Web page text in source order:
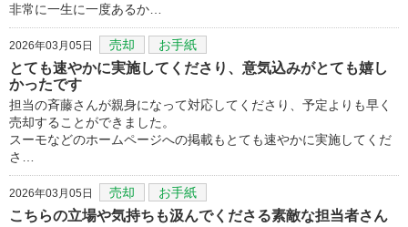
非常に一生に一度あるか…
2026年03月05日 売却 お手紙
とても速やかに実施してくださり、意気込みがとても嬉し
かったです
担当の斉藤さんが親身になって対応してくださり、予定よりも早く
売却することができました。
スーモなどのホームページへの掲載もとても速やかに実施してくだ
さ…
2026年03月05日 売却 お手紙
こちらの立場や気持ちも汲んでくださる素敵な担当者さん